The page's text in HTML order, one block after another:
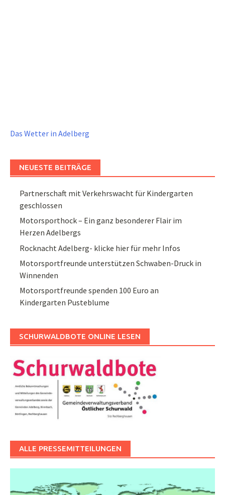
Das Wetter in Adelberg
NEUESTE BEITRÄGE
Partnerschaft mit Verkehrswacht für Kindergarten
geschlossen
Motorsporthock – Ein ganz besonderer Flair im
Herzen Adelbergs
Rocknacht Adelberg- klicke hier für mehr Infos
Motorsportfreunde unterstützen Schwaben-Druck in
Winnenden
Motorsportfreunde spenden 100 Euro an
Kindergarten Pusteblume
SCHURWALDBOTE ONLINE LESEN
ALLE PRESSEMITTEILUNGEN